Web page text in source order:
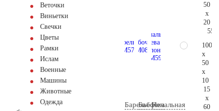
Веточки
Виньетки
Свечки
Цветы
Рамки
Ислам
Военные
Машины
Животные
Одежда
Барельеф
БабочкаПечальная
50
x
20
100
x
50
x
10
15
x
60